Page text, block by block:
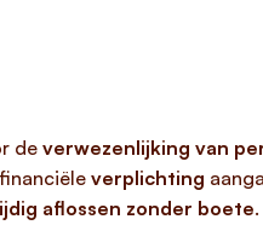
de verwezenlijking van
verplichting
aflossen zonder boete